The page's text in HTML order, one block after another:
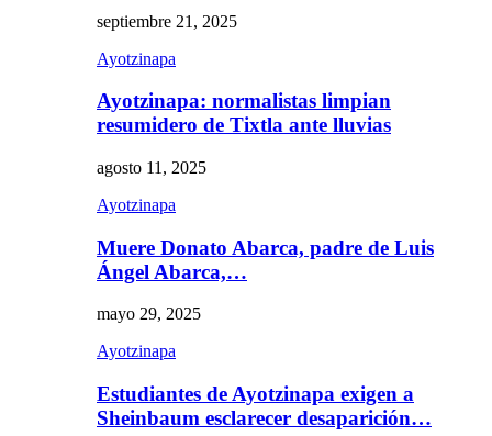
septiembre 21, 2025
Ayotzinapa
Ayotzinapa: normalistas limpian
resumidero de Tixtla ante lluvias
agosto 11, 2025
Ayotzinapa
Muere Donato Abarca, padre de Luis
Ángel Abarca,…
mayo 29, 2025
Ayotzinapa
Estudiantes de Ayotzinapa exigen a
Sheinbaum esclarecer desaparición…